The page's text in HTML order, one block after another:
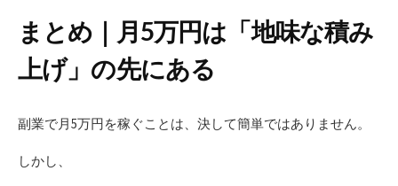
まとめ｜月5万円は「地味な積み
上げ」の先にある
副業で月5万円を稼ぐことは、決して簡単ではありません。
しかし、